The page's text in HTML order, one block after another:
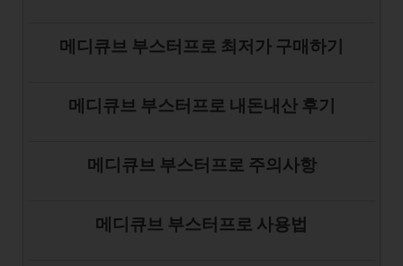
메디큐브 부스터프로 최저가 구매하기
메디큐브 부스터프로 내돈내산 후기
메디큐브 부스터프로 주의사항
메디큐브 부스터프로 사용법